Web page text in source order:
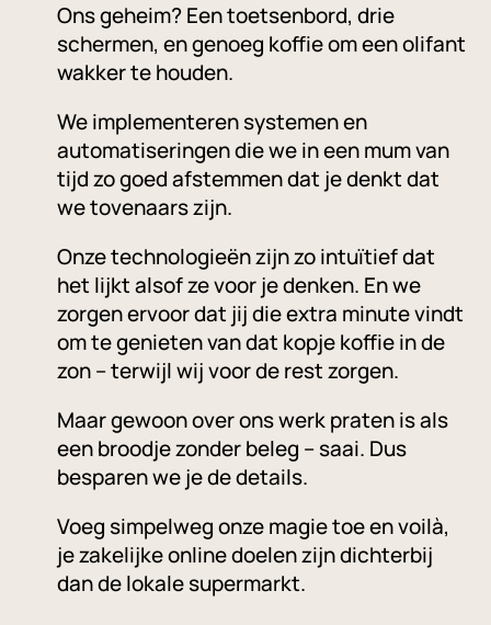
Ons geheim? Een toetsenbord, drie
schermen, en genoeg koffie om een olifant
wakker te houden.
We implementeren systemen en
automatiseringen die we in een mum van
tijd zo goed afstemmen dat je denkt dat
we tovenaars zijn.
Onze technologieën zijn zo intuïtief dat
het lijkt alsof ze voor je denken. En we
zorgen ervoor dat jij die extra minute vindt
om te genieten van dat kopje koffie in de
zon – terwijl wij voor de rest zorgen.
Maar gewoon over ons werk praten is als
een broodje zonder beleg – saai. Dus
besparen we je de details.
Voeg simpelweg onze magie toe en voilà,
je zakelijke online doelen zijn dichterbij
dan de lokale supermarkt.